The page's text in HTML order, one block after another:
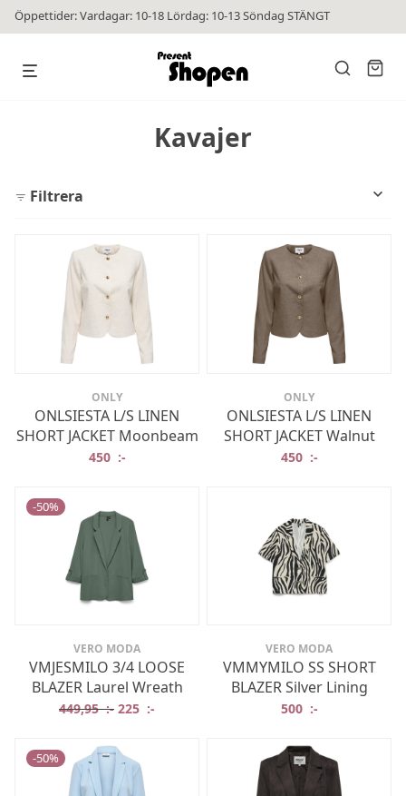
Öppettider: Vardagar: 10-18 Lördag: 10-13 Söndag STÄNGT
Kavajer
Filtrera
ONLY
ONLSIESTA L/S LINEN
SHORT JACKET Moonbeam
450 :-
ONLY
ONLSIESTA L/S LINEN
SHORT JACKET Walnut
450 :-
-50%
VERO MODA
VMJESMILO 3/4 LOOSE
BLAZER Laurel Wreath
449,95:- Det ursprungliga priset var: 449,95 :-.
225 :- Det nuvarande priset är: 225 :-.
VERO MODA
VMMYMILO SS SHORT
BLAZER Silver Lining
500 :-
-50%